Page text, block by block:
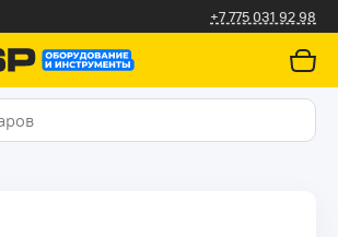
+7 775 031 92 98